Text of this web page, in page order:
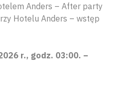
Anders – After party
Hotelu Anders – wstęp
r., godz. 03:00. –